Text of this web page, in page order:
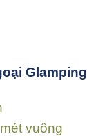
Glamping
vuông